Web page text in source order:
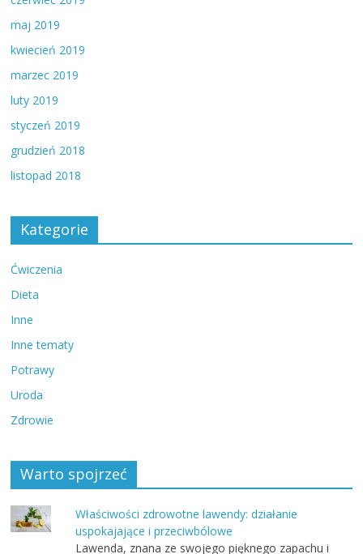
maj 2019
kwiecień 2019
marzec 2019
luty 2019
styczeń 2019
grudzień 2018
listopad 2018
Kategorie
Ćwiczenia
Dieta
Inne
Inne tematy
Potrawy
Uroda
Zdrowie
Warto spojrzeć
Właściwości zdrowotne lawendy: działanie
uspokajające i przeciwbólowe
Lawenda, znana ze swojego pięknego zapachu i